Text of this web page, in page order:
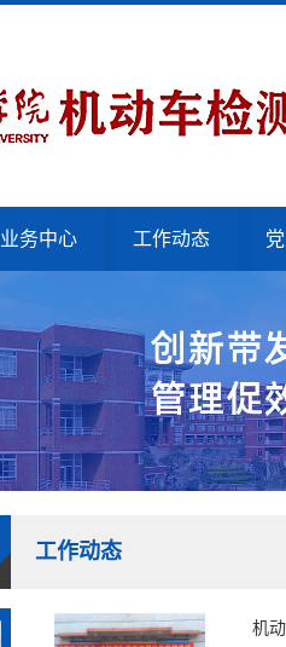
业务中心 工作动态
工作动态
机